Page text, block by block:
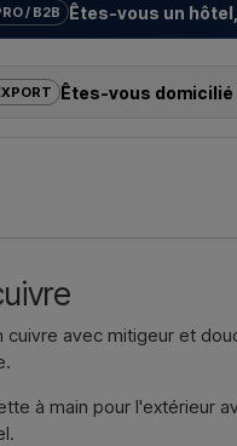
/ B2B Êtes-vous un
des
installation.
Êtes-vous domicilié
les adresses de facturation
Nous
cuivre avec mitigeur et
à main pour l'extérieur